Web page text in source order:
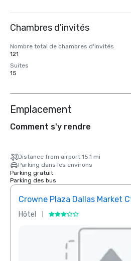
Chambres d'invités
Nombre total de chambres d'invités
121
Suites
15
Emplacement
Comment s'y rendre
Distance from airport 15.1 mi
Parking dans les environs
Parking gratuit
Parking des bus
Crowne Plaza Dallas Market
Hôtel